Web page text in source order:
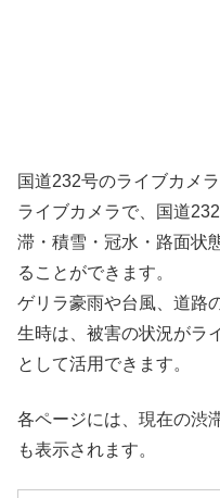
国道232号のライブカメ
ライブカメラで、国道
滞・積雪・冠水・路面状
ることができます。
ゲリラ豪雨や台風、道路
生時は、被害の状況がラ
として活用できます。
各ページには、現在の渋
も表示されます。